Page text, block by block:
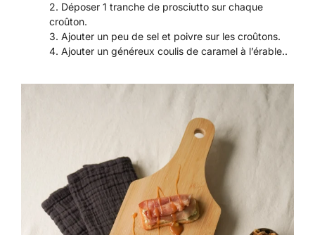
Déposer 1 tranche de prosciutto sur chaque
croûton.
Ajouter un peu de sel et poivre sur les croûtons.
Ajouter un généreux coulis de caramel à l’érable..